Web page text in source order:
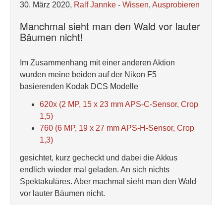
30. März 2020, Ralf Jannke - Wissen, Ausprobieren
Manchmal sieht man den Wald vor lauter
Bäumen nicht!
Im Zusammenhang mit einer anderen Aktion
wurden meine beiden auf der Nikon F5
basierenden Kodak DCS Modelle
620x (2 MP, 15 x 23 mm APS-C-Sensor, Crop
1,5)
760 (6 MP, 19 x 27 mm APS-H-Sensor, Crop
1,3)
gesichtet, kurz gecheckt und dabei die Akkus
endlich wieder mal geladen. An sich nichts
Spektakuläres. Aber machmal sieht man den Wald
vor lauter Bäumen nicht.